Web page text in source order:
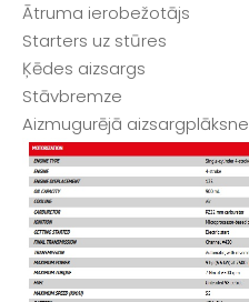
Ātruma ierobežotājs
Starters uz stūres
Ķēdes aizsargs
Stāvbremze
Aizmugurējā aizsargplāksne